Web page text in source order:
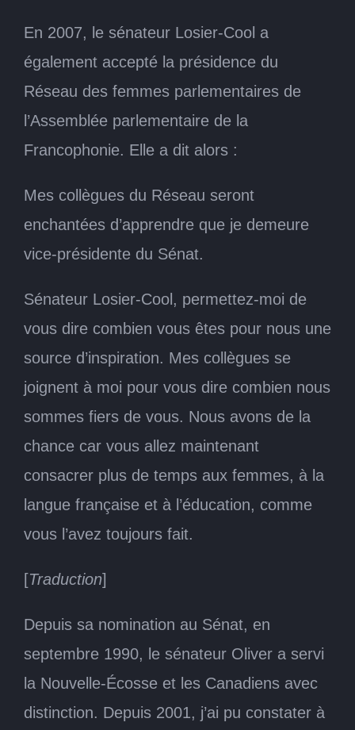
En 2007, le sénateur Losier-Cool a
également accepté la présidence du
Réseau des femmes parlementaires de
l’Assemblée parlementaire de la
Francophonie. Elle a dit alors :
Mes collègues du Réseau seront
enchantées d’apprendre que je demeure
vice-présidente du Sénat.
Sénateur Losier-Cool, permettez-moi de
vous dire combien vous êtes pour nous une
source d’inspiration. Mes collègues se
joignent à moi pour vous dire combien nous
sommes fiers de vous. Nous avons de la
chance car vous allez maintenant
consacrer plus de temps aux femmes, à la
langue française et à l’éducation, comme
vous l’avez toujours fait.
[Traduction]
Depuis sa nomination au Sénat, en
septembre 1990, le sénateur Oliver a servi
la Nouvelle-Écosse et les Canadiens avec
distinction. Depuis 2001, j’ai pu constater à